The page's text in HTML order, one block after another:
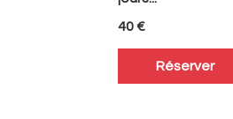
euros
40 €
Réserver